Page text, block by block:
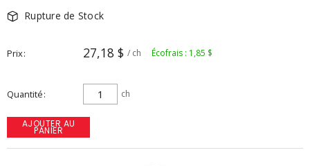
Rupture de Stock
Prix 27,18 $ / ch Écofrais : 1,85 $
Quantité ch
AJOUTER AU
PANIER